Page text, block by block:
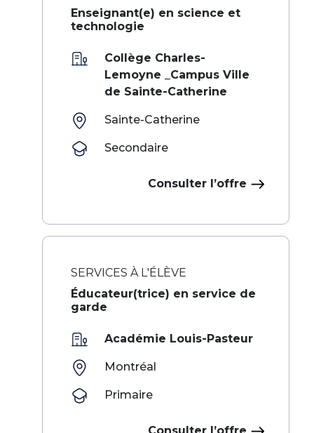
Enseignant(e) en science et
technologie
Collège Charles-
Lemoyne _Campus Ville
de Sainte-Catherine
Sainte-Catherine
Secondaire
Consulter l’offre
SERVICES À L'ÉLÈVE
Éducateur(trice) en service de
garde
Académie Louis-Pasteur
Montréal
Primaire